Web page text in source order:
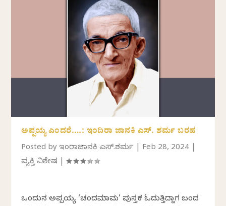
ಅಪ್ಪಯ್ಯ ಎಂದರೆ….: ಇಂದಿರಾ ಜಾನಕಿ ಎಸ್. ಶರ್ಮ ಬರಹ
Posted byಇಂದಿರಾಜಾನಕಿ ಎಸ್.ಶರ್ಮ Feb 28, 2024
ವ್ಯಕ್ತಿ ವಿಶೇಷ |
ಒಂದುದಿನ ಅಪ್ಪಯ್ಯ ‘ಚಂದಮಾಮ’ ಪುಸ್ತಕ ಓದುತ್ತಿದ್ದಾಗ ಬಂದ